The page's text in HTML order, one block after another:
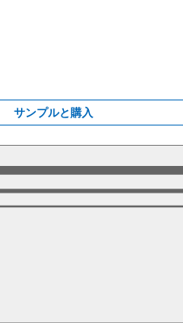
サンプルと購入